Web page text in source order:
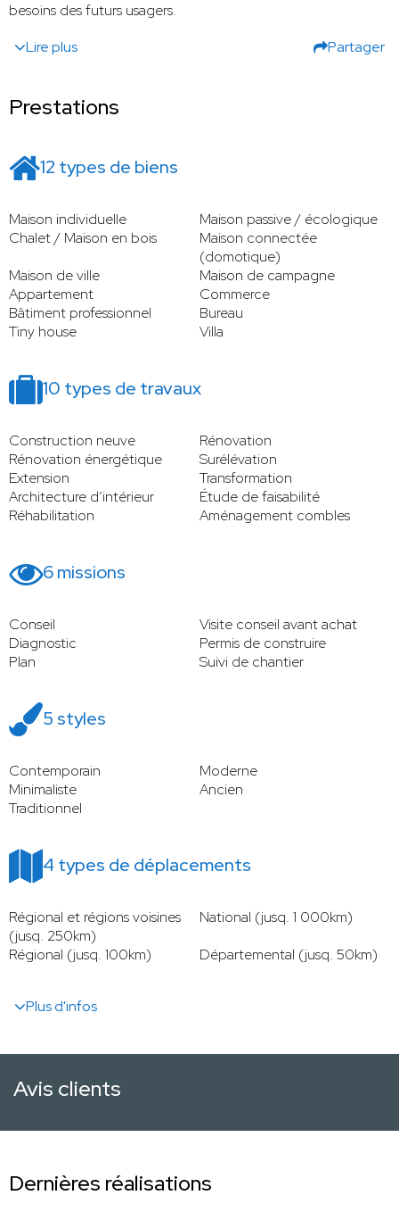
besoins des futurs usagers.
Lire plus
Partager
Prestations
12 types de biens
Maison individuelle
Maison passive / écologique
Chalet / Maison en bois
Maison connectée
(domotique)
Maison de ville
Maison de campagne
Appartement
Commerce
Bâtiment professionnel
Bureau
Tiny house
Villa
10 types de travaux
Construction neuve
Rénovation
Rénovation énergétique
Surélévation
Extension
Transformation
Architecture d’intérieur
Étude de faisabilité
Réhabilitation
Aménagement combles
6 missions
Conseil
Visite conseil avant achat
Diagnostic
Permis de construire
Plan
Suivi de chantier
5 styles
Contemporain
Moderne
Minimaliste
Ancien
Traditionnel
4 types de déplacements
Régional et régions voisines
(jusq. 250km)
National (jusq. 1 000km)
Régional (jusq. 100km)
Départemental (jusq. 50km)
Plus d'infos
Avis clients
Dernières réalisations